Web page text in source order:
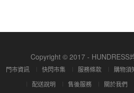
Copyright © 2017 - HUNDRESS
門市資訊 快閃市集 服務條款 購物須
配送說明
售後服務 關於我們